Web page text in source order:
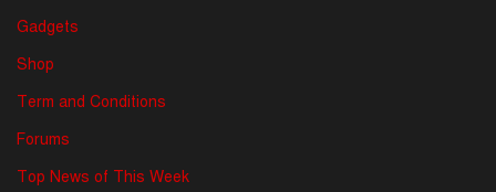
Gadgets
Shop
Term and Conditions
Forums
Top News of This Week